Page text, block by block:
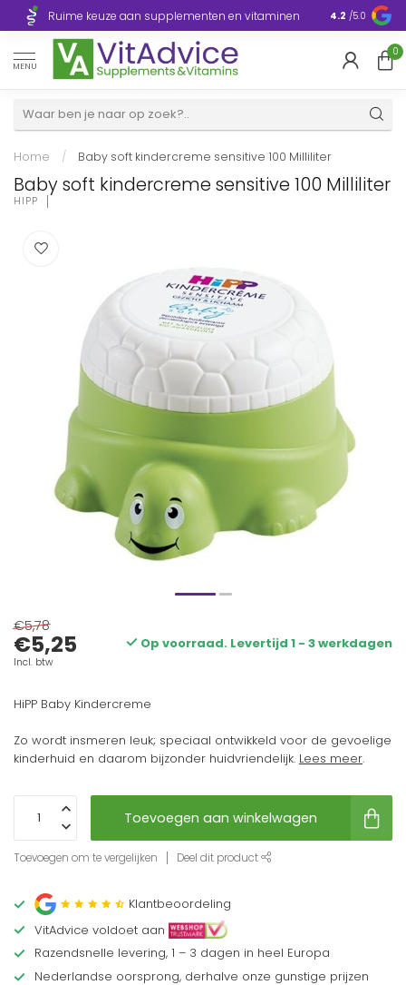
Ruime keuze aan supplementen en vitaminen Europa
4.2 /5.0
MENU
0
Home / Baby soft kindercreme sensitive 100 Milliliter
Baby soft kindercreme sensitive 100 Milliliter
HIPP
€5,78
€5,25
Incl. btw
Op voorraad. Levertijd 1 - 3 werkdagen
HiPP Baby Kindercreme
Zo wordt insmeren leuk; speciaal ontwikkeld voor de gevoelige
kinderhuid en daarom bijzonder huidvriendelijk. Lees meer.
Toevoegen aan winkelwagen
Toevoegen om te vergelijken Deel dit product
Klantbeoordeling
VitAdvice voldoet aan
Razendsnelle levering, 1 – 3 dagen in heel Europa
Nederlandse oorsprong, derhalve onze gunstige prijzen